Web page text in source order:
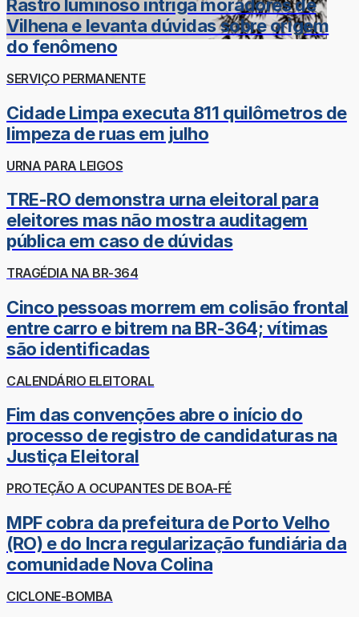
Rastro luminoso intriga moradores de
Vilhena e levanta dúvidas sobre origem
do fenômeno
SERVIÇO PERMANENTE
Cidade Limpa executa 811 quilômetros de
limpeza de ruas em julho
URNA PARA LEIGOS
TRE-RO demonstra urna eleitoral para
eleitores mas não mostra auditagem
pública em caso de dúvidas
TRAGÉDIA NA BR-364
Cinco pessoas morrem em colisão frontal
entre carro e bitrem na BR-364; vítimas
são identificadas
CALENDÁRIO ELEITORAL
Fim das convenções abre o início do
processo de registro de candidaturas na
Justiça Eleitoral
PROTEÇÃO A OCUPANTES DE BOA-FÉ
MPF cobra da prefeitura de Porto Velho
(RO) e do Incra regularização fundiária da
comunidade Nova Colina
CICLONE-BOMBA